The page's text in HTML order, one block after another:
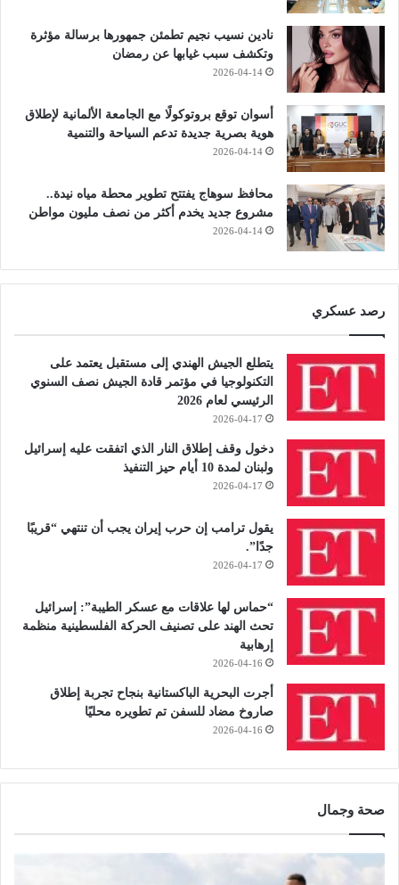
نادين نسيب نجيم تطمئن جمهورها برسالة مؤثرة
وتكشف سبب غيابها عن رمضان
2026-04-14
أسوان توقع بروتوكولًا مع الجامعة الألمانية لإطلاق
هوية بصرية جديدة تدعم السياحة والتنمية
2026-04-14
محافظ سوهاج يفتتح تطوير محطة مياه نيدة..
مشروع جديد يخدم أكثر من نصف مليون مواطن
2026-04-14
رصد عسكري
يتطلع الجيش الهندي إلى مستقبل يعتمد على
التكنولوجيا في مؤتمر قادة الجيش نصف السنوي
الرئيسي لعام 2026
2026-04-17
دخول وقف إطلاق النار الذي اتفقت عليه إسرائيل
ولبنان لمدة 10 أيام حيز التنفيذ
2026-04-17
يقول ترامب إن حرب إيران يجب أن تنتهي “قريبًا
جدًا”.
2026-04-17
“حماس لها علاقات مع عسكر الطيبة”: إسرائيل
تحث الهند على تصنيف الحركة الفلسطينية منظمة
إرهابية
2026-04-16
أجرت البحرية الباكستانية بنجاح تجربة إطلاق
صاروخ مضاد للسفن تم تطويره محليًا
2026-04-16
صحة وجمال